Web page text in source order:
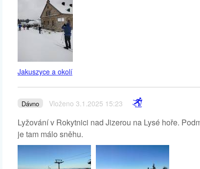
Jakuszyce a okolí
Dávno Vloženo 3.1.2025 15:23
Lyžování v Rokytnici nad Jizerou na Lysé hoře.
je tam málo sněhu.